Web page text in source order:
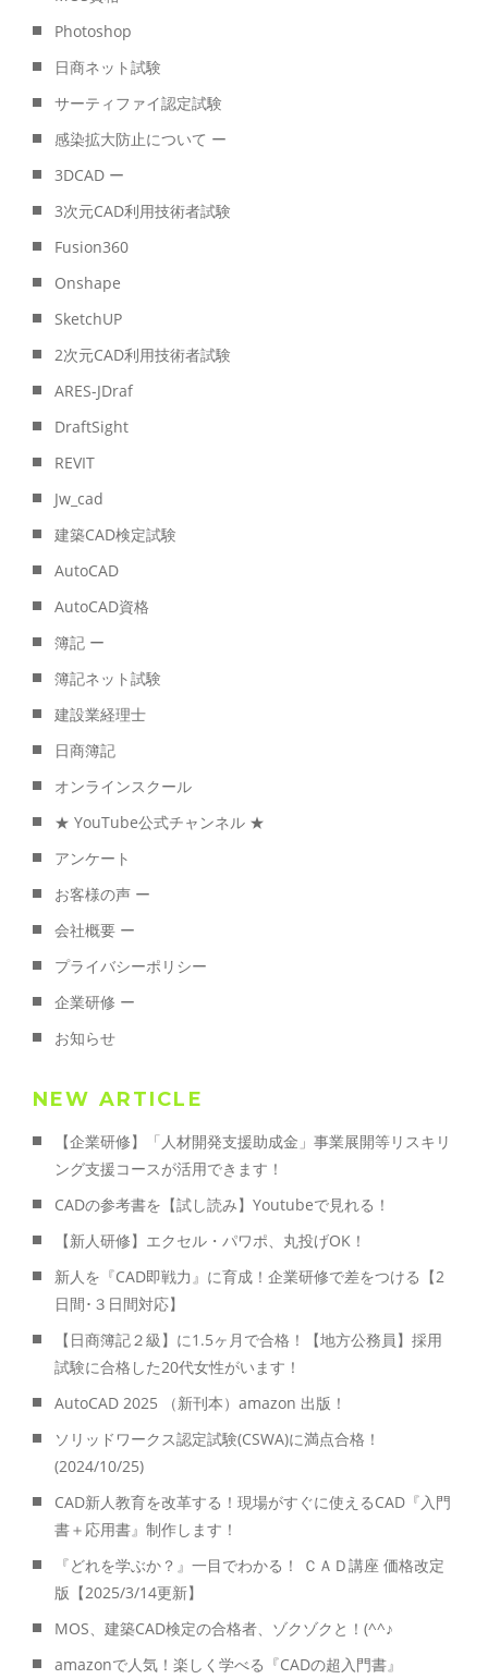
Photoshop
日商ネット試験
サーティファイ認定試験
感染拡大防止について ー
3DCAD ー
3次元CAD利用技術者試験
Fusion360
Onshape
SketchUP
2次元CAD利用技術者試験
ARES-JDraf
DraftSight
REVIT
Jw_cad
建築CAD検定試験
AutoCAD
AutoCAD資格
簿記 ー
簿記ネット試験
建設業経理士
日商簿記
オンラインスクール
★ YouTube公式チャンネル ★
アンケート
お客様の声 ー
会社概要 ー
プライバシーポリシー
企業研修 ー
お知らせ
NEW ARTICLE
【企業研修】「人材開発支援助成金」事業展開等リスキリ
ング支援コースが活用できます！
CADの参考書を【試し読み】Youtubeで見れる！
【新人研修】エクセル・パワポ、丸投げOK！
新人を『CAD即戦力』に育成！企業研修で差をつける【2
日間･３日間対応】
【日商簿記２級】に1.5ヶ月で合格！【地方公務員】採用
試験に合格した20代女性がいます！
AutoCAD 2025 （新刊本）amazon 出版！
ソリッドワークス認定試験(CSWA)に満点合格！
(2024/10/25)
CAD新人教育を改革する！現場がすぐに使えるCAD『入門
書＋応用書』制作します！
『どれを学ぶか？』一目でわかる！ ＣＡＤ講座 価格改定
版【2025/3/14更新】
MOS、建築CAD検定の合格者、ゾクゾクと！(^^♪
amazonで人気！楽しく学べる『CADの超入門書』